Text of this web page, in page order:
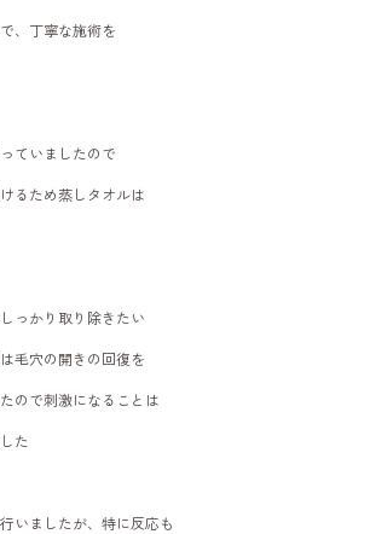
、丁寧な施術を
ていましたので
るため蒸しタオルは
っかり取り除きたい
毛穴の開きの回復を
ので刺激になることは
た
いましたが、特に反応も